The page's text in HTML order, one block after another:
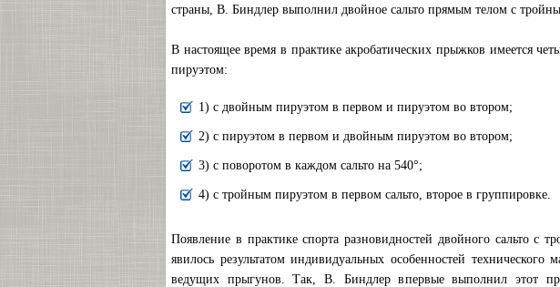
страны, В. Биндлер выполнил двойное сальто прямым телом с
В настоящее время в практике акробатических прыжков имеется
пируэтом:
1) с двойным пируэтом в первом и пируэтом во втором;
2) с пируэтом в первом и двойным пируэтом во втором;
3) с поворотом в каждом сальто на 540°;
4) с тройным пируэтом в первом сальто, второе в группировке.
Появление в практике спорта разновидностей двойного сальто с
явилось результатом индивидуальных особенностей технического
ведущих прыгунов. Так, В. Биндлер впервые выполнил этот